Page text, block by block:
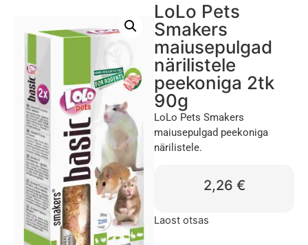
LoLo Pets
Smakers
maiusepulgad
närilistele
peekoniga 2tk
90g
LoLo Pets Smakers
maiusepulgad peekoniga
närilistele.
2,26 €
Laost otsas